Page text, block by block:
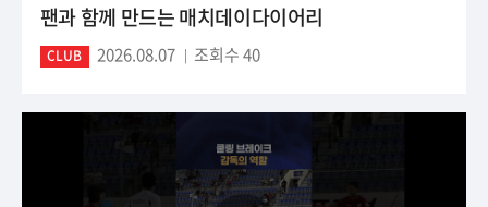
팬과 함께 만드는 매치데이다이어리
CLUB 2026.08.07 조회수 40